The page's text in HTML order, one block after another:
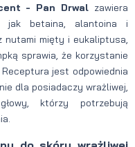
- Pan Drwal zawiera
jak betaina, alantoina i
nutami mięty i eukaliptusa,
sprawia, że korzystanie
jest odpowiednia
dla posiadaczy wrażliwej,
którzy potrzebują